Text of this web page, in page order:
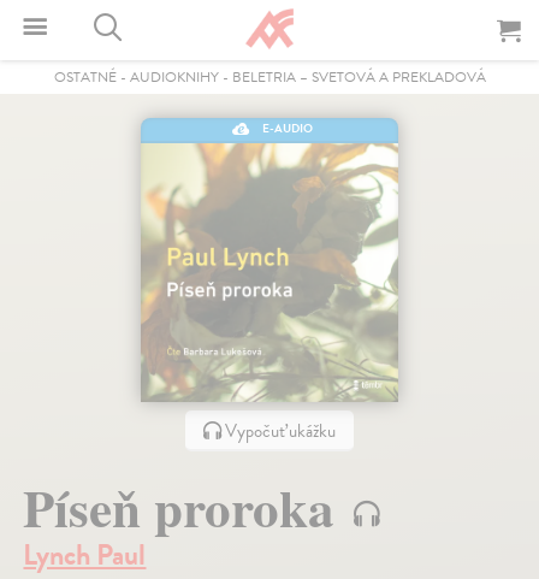
OSTATNÉ- AUDIOKNIHY- BELETRIA – SVETOVÁ A PREKLADOVÁ
E-AUDIO
Vypočuť ukážku
Píseň proroka
Lynch Paul